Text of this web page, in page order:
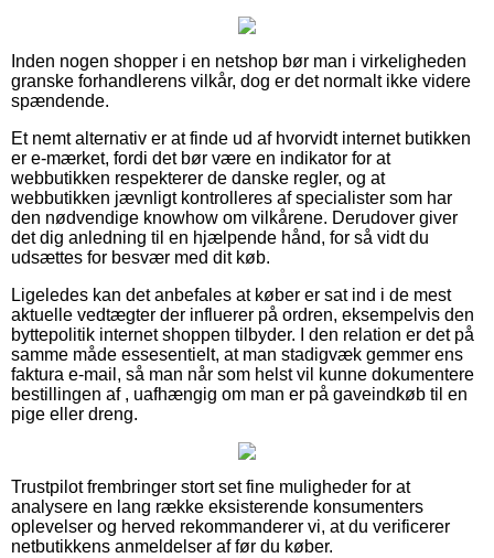
Inden nogen shopper i en netshop bør man i virkeligheden
granske forhandlerens vilkår, dog er det normalt ikke videre
spændende.
Et nemt alternativ er at finde ud af hvorvidt internet butikken
er e-mærket, fordi det bør være en indikator for at
webbutikken respekterer de danske regler, og at
webbutikken jævnligt kontrolleres af specialister som har
den nødvendige knowhow om vilkårene. Derudover giver
det dig anledning til en hjælpende hånd, for så vidt du
udsættes for besvær med dit køb.
Ligeledes kan det anbefales at køber er sat ind i de mest
aktuelle vedtægter der influerer på ordren, eksempelvis den
byttepolitik internet shoppen tilbyder. I den relation er det på
samme måde essesentielt, at man stadigvæk gemmer ens
faktura e-mail, så man når som helst vil kunne dokumentere
bestillingen af , uafhængig om man er på gaveindkøb til en
pige eller dreng.
Trustpilot frembringer stort set fine muligheder for at
analysere en lang række eksisterende konsumenters
oplevelser og herved rekommanderer vi, at du verificerer
netbutikkens anmeldelser af før du køber.